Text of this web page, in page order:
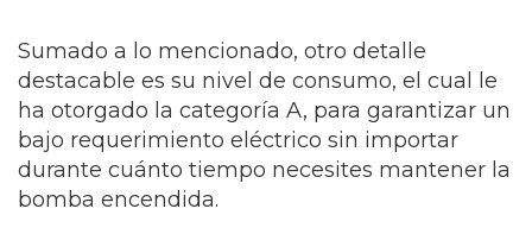
Sumado a lo mencionado, otro detalle
destacable es su nivel de consumo, el cual le
ha otorgado la categoría A, para garantizar un
bajo requerimiento eléctrico sin importar
durante cuánto tiempo necesites mantener la
bomba encendida.